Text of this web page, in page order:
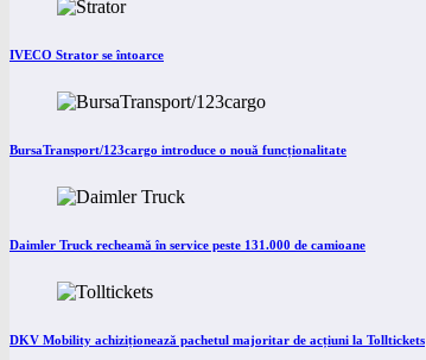
IVECO Strator se întoarce
BursaTransport/123cargo introduce o nouă funcționalitate
Daimler Truck recheamă în service peste 131.000 de camioane
DKV Mobility achiziționează pachetul majoritar de acțiuni la Tolltickets